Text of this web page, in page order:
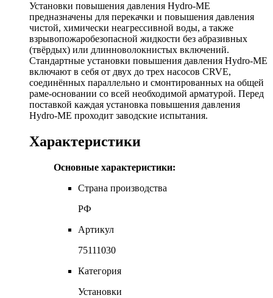
Установки повышения давления Hydro-ME
предназначены для перекачки и повышения давления
чистой, химически неагрессивной воды, а также
взрывопожаробезопасной жидкости без абразивных
(твёрдых) или длинноволокнистых включений.
Стандартные установки повышения давления Hydro-ME
включают в себя от двух до трех насосов CRVE,
соединённых параллельно и смонтированных на общей
раме-основании со всей необходимой арматурой. Перед
поставкой каждая установка повышения давления
Hydro-ME проходит заводские испытания.
Характеристики
Основные характеристики:
Страна производства
РФ
Артикул
75111030
Категория
Установки